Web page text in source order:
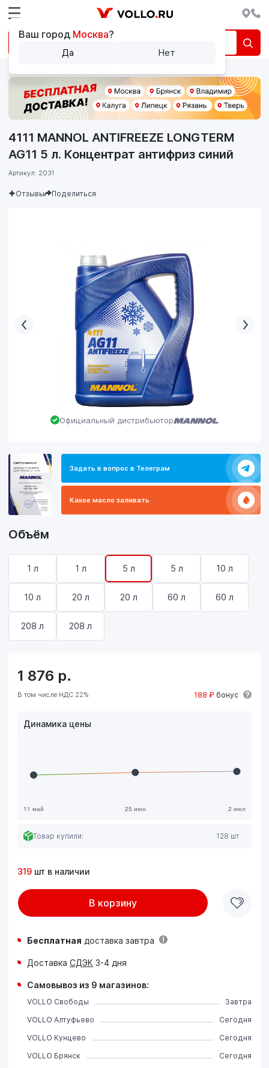
Официальный дистрибьютор
Задать в вопрос в Телеграм
Какое масло заливать
4111 MANNOL ANTIFREEZE LONGTERM
AG11 5 л. Концентрат антифриз синий
Артикул: 2031
Отзывы Поделиться
Объём
1 л 1 л 5 л 5 л 10 л
10 л 20 л 20 л 60 л 60 л
208 л 208 л
1 876 р.
В том числе НДС 22% 188 ₽ бонус
Динамика цены
Товар купили: 128 шт
319 шт в наличии
В корзину
Бесплатная доставка завтра
Доставка СДЭК 3-4 дня
Самовывоз из 9 магазинов:
VOLLO Свободы
Завтра
VOLLO Алтуфьево
Сегодня
VOLLO Кунцево
Сегодня
VOLLO Брянск
Сегодня
Ваш город Москва?
Да Нет